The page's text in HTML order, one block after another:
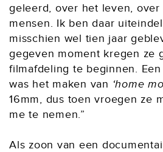
geleerd, over het leven,
mensen. Ik ben daar
misschien wel tien jaar
gegeven moment kregen ze
filmafdeling te beginnen. Een
was het maken van ‘home
16mm, dus toen vroegen ze
me te nemen.”
Als zoon van een